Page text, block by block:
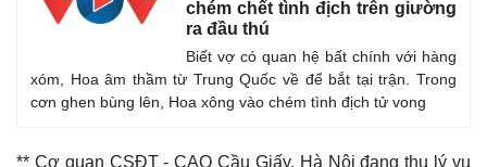
chém chết tình địch trên giường
ra đầu thú
Biết vợ có quan hệ bất chính với hàng
xóm, Hoa âm thầm từ Trung Quốc về để bắt tại trận. Trong
cơn ghen bùng lên, Hoa xông vào chém tình địch tử vong
** Cơ quan CSĐT - CAQ Cầu Giấy, Hà Nội đang thụ lý vụ